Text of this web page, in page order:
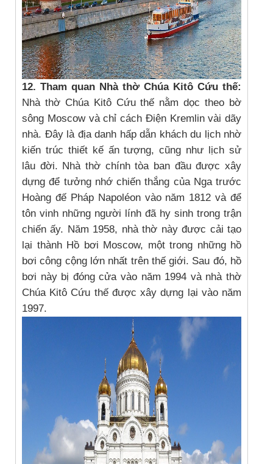
12. Tham quan Nhà thờ Chúa Kitô Cứu thế:
Nhà thờ Chúa Kitô Cứu thế nằm dọc theo bờ
sông Moscow và chỉ cách Điện Kremlin vài dãy
nhà. Đây là địa danh hấp dẫn khách du lịch nhờ
kiến trúc thiết kế ấn tượng, cũng như lịch sử
lâu đời. Nhà thờ chính tòa ban đầu được xây
dựng để tưởng nhớ chiến thắng của Nga trước
Hoàng đế Pháp Napoléon vào năm 1812 và để
tôn vinh những người lính đã hy sinh trong trận
chiến ấy. Năm 1958, nhà thờ này được cải tạo
lại thành Hồ bơi Moscow, một trong những hồ
bơi công cộng lớn nhất trên thế giới. Sau đó, hồ
bơi này bị đóng cửa vào năm 1994 và nhà thờ
Chúa Kitô Cứu thế được xây dựng lại vào năm
1997.